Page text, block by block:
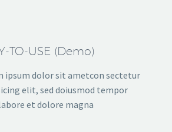
TO-USE (Demo)
ipsum dolor sit ametcon sectetur
elit, sed doiusmod tempor
et dolore magna